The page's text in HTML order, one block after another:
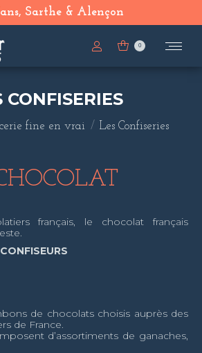
Sarthe & Alençon
0
CONFISERIES
fine en vrai Les Confiseries
français, le chocolat français
de chocolats choisis auprès des
de France.
d’assortiments de ganaches,